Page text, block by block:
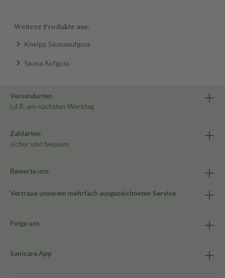
Weitere Produkte aus:
Kneipp Saunaaufguss
Sauna Aufguss
Versandarten
i.d.R. am nächsten Werktag
Zahlarten
sicher und bequem
Bewerte uns
Vertraue unserem mehrfach ausgezeichneten Service
Folge uns
Sanicare App